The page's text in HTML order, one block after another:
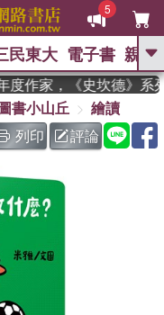
5
GO
吾 、 高希均教授回憶錄
、 父親節 、 如果歷
、 暑期推薦 、 國際布克
數學女孩：黎曼猜想
經
民東大 電子書 親子
家，《史坎德》系列
書小山丘
繪讀
列印
評論